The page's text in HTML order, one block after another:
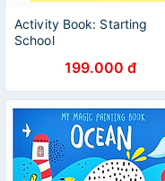
Activity Book: Starting
School
199.000 đ